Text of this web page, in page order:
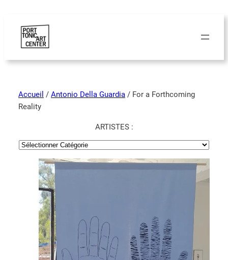
Accueil / Antonio Della Guardia / For a Forthcoming
Reality
ARTISTES :